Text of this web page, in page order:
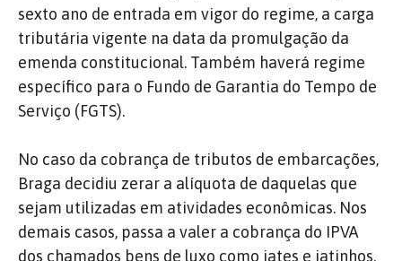
sexto ano de entrada em vigor do regime, a carga
tributária vigente na data da promulgação da
emenda constitucional. Também haverá regime
específico para o Fundo de Garantia do Tempo de
Serviço (FGTS).
No caso da cobrança de tributos de embarcações,
Braga decidiu zerar a alíquota de daquelas que
sejam utilizadas em atividades econômicas. Nos
demais casos, passa a valer a cobrança do IPVA
dos chamados bens de luxo como iates e jatinhos.